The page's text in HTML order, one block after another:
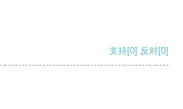
支持[0] 反对[0]